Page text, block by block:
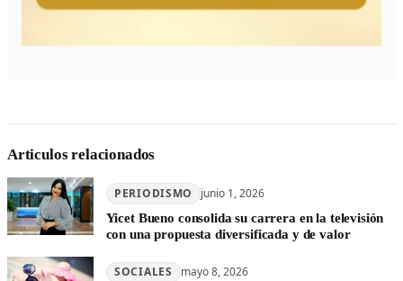
Articulos relacionados
PERIODISMO junio 1, 2026
Yicet Bueno consolida su carrera en la televisión
con una propuesta diversificada y de valor
SOCIALES mayo 8, 2026